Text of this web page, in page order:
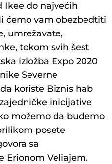
Ikee do najvećih
ćemo vam obezbedtiti
umrežavate,
tokom svih šest
izložba Expo 2020
Severne
koriste Biznis hab
inicijative
možemo da budemo
posete
sa
Erionom Veliajem.